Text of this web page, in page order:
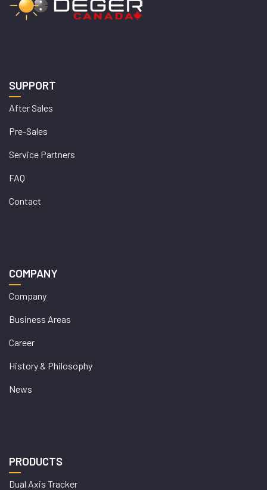
SUPPORT
After Sales
Pre-Sales
Service Partners
FAQ
Contact
COMPANY
Company
Business Areas
Career
History & Philosophy
News
PRODUCTS
Dual Axis Tracker